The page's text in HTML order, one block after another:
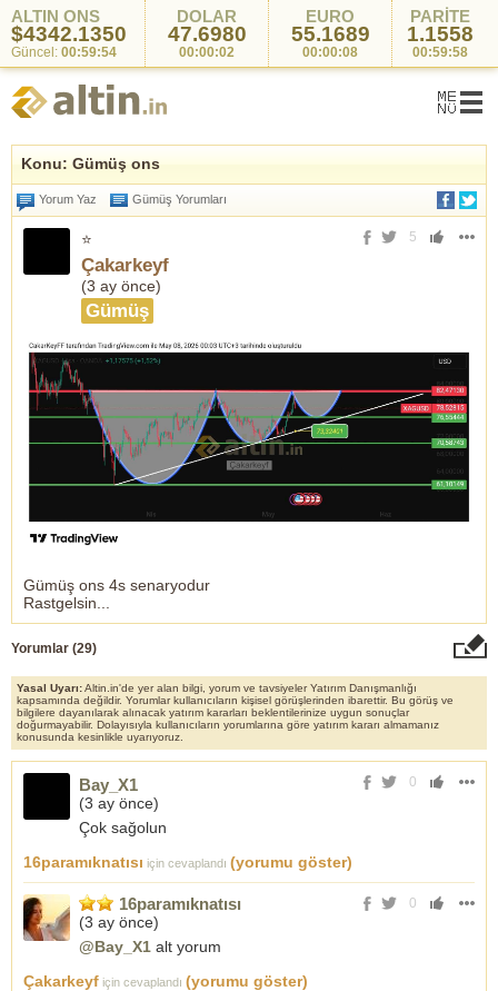
ALTIN ONS
$4342.1350
Güncel: 00:59:54
DOLAR
47.6980
00:00:02
EURO
55.1689
00:00:08
PARİTE
1.1558
00:59:58
Konu: Gümüş ons
Yorum Yaz Gümüş Yorumları
⭐
Çakarkeyf
(3 ay önce)
Gümüş
5
Gümüş ons 4s senaryodur
Rastgelsin...
Yorumlar (29)
Yasal Uyarı:Altin.in'de yer alan bilgi, yorum ve tavsiyeler Yatırım Danışmanlığı
kapsamında değildir. Yorumlar kullanıcıların kişisel görüşlerinden ibarettir. Bu görüş ve
bilgilere dayanılarak alınacak yatırım kararları beklentilerinize uygun sonuçlar
doğurmayabilir. Dolayısıyla kullanıcıların yorumlarına göre yatırım kararı almamanız
konusunda kesinlikle uyarıyoruz.
0
Bay_X1
(3 ay önce)
Çok sağolun
16paramıknatısı için cevaplandı (yorumu göster)
0
16paramıknatısı
(3 ay önce)
@Bay_X1 alt yorum
Çakarkeyf için cevaplandı (yorumu göster)